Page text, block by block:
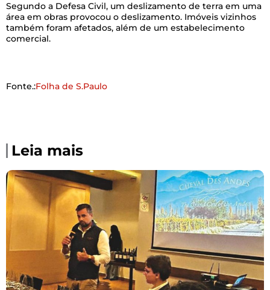
Segundo a Defesa Civil, um deslizamento de terra em uma
área em obras provocou o deslizamento. Imóveis vizinhos
também foram afetados, além de um estabelecimento
comercial.
Fonte.:Folha de S.Paulo
Leia mais